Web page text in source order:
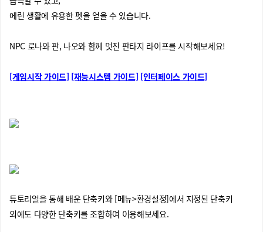
에린 생활에 유용한 펫을 얻을 수 있습니다.
NPC 로나와 판, 나오와 함께 멋진 판타지 라이프를 시작해보세요!
[게임시작 가이드] [재능시스템 가이드] [인터페이스 가이드]
튜토리얼을 통해 배운 단축키와 [메뉴>환경설정]에서 지정된 단축키
외에도 다양한 단축키를 조합하여 이용해보세요.